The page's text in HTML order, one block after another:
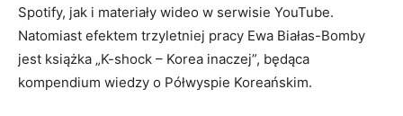
Spotify, jak i materiały wideo w serwisie YouTube.
Natomiast efektem trzyletniej pracy Ewa Białas-Bomby
jest książka „K-shock – Korea inaczej”, będąca
kompendium wiedzy o Półwyspie Koreańskim.